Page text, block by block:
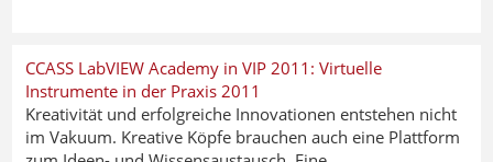
CCASS LabVIEW Academy in VIP 2011: Virtuelle
Instrumente in der Praxis 2011
Kreativität und erfolgreiche Innovationen entstehen nicht
im Vakuum. Kreative Köpfe brauchen auch eine Plattform